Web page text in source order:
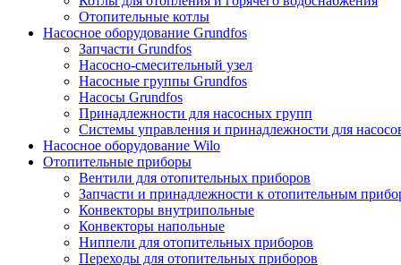
Отопительные котлы
Насосное оборудование Grundfos
Запчасти Grundfos
Насосно-смесительный узел
Насосные группы Grundfos
Насосы Grundfos
Принадлежности для насосных групп
Системы управления и принадлежности для
Насосное оборудование Wilo
Отопительные приборы
Вентили для отопительных приборов
Запчасти и принадлежности к отопительным
Конвекторы внутрипольные
Конвекторы напольные
Ниппели для отопительных приборов
Переходы для отопительных приборов